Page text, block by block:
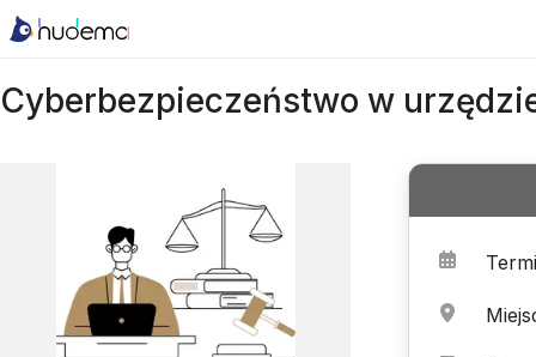
Cyberbezpieczeństwo w